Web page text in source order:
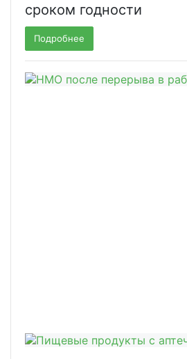
сроком годности
Подробнее